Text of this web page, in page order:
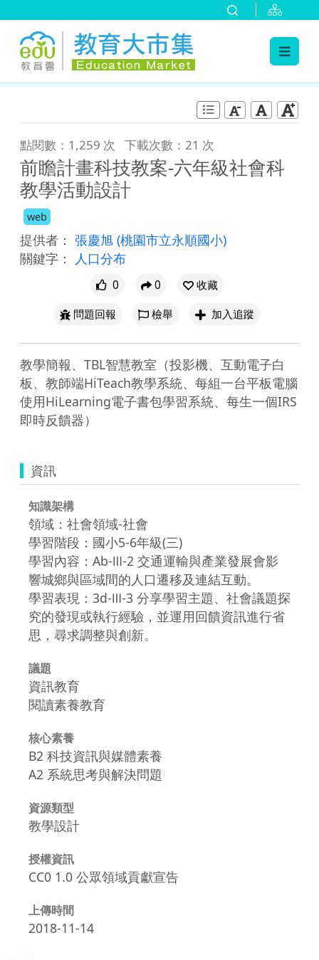
點閱數：1,259 次 下載次數：21 次
前瞻計畫科技教案-六年級社會科
教學活動設計
web
提供者： 張慶旭 (桃園市立永順國小)
關鍵字：
人口分布
0 0
收藏
問題回報
檢舉 加入追蹤
教學簡報、TBL智慧教室（投影機、互動電子白
板、教師端HiTeach教學系統、每組一台平板電腦
使用HiLearning電子書包學習系統、每生一個IRS
即時反饋器）
資訊
知識架構
領域：社會領域-社會
學習階段：國小5-6年級(三)
學習內容：Ab-Ⅲ-2 交通運輸與產業發展會影
響城鄉與區域間的人口遷移及連結互動。
學習表現：3d-Ⅲ-3 分享學習主題、社會議題探
究的發現或執行經驗，並運用回饋資訊進行省
思，尋求調整與創新。
議題
資訊教育
閱讀素養教育
核心素養
B2 科技資訊與媒體素養
A2 系統思考與解決問題
資源類型
教學設計
授權資訊
CC0 1.0 公眾領域貢獻宣告
上傳時間
2018-11-14